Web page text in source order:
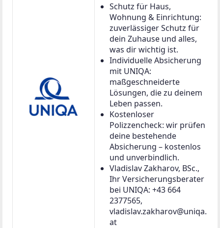
Schutz für Haus,
Wohnung & Einrichtung:
zuverlässiger Schutz für
dein Zuhause und alles,
was dir wichtig ist.
Individuelle Absicherung
mit UNIQA:
maßgeschneiderte
Lösungen, die zu deinem
Leben passen.
Kostenloser
Polizzencheck: wir prüfen
deine bestehende
Absicherung – kostenlos
und unverbindlich.
Vladislav Zakharov, BSc.,
Ihr Versicherungsberater
bei UNIQA: +43 664
2377565,
vladislav.zakharov@uniqa.
at